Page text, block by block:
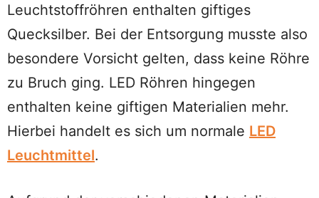
Leuchtstoffröhren enthalten giftiges
Quecksilber. Bei der Entsorgung musste also
besondere Vorsicht gelten, dass keine Röhre
zu Bruch ging. LED Röhren hingegen
enthalten keine giftigen Materialien mehr.
Hierbei handelt es sich um normale LED
Leuchtmittel.